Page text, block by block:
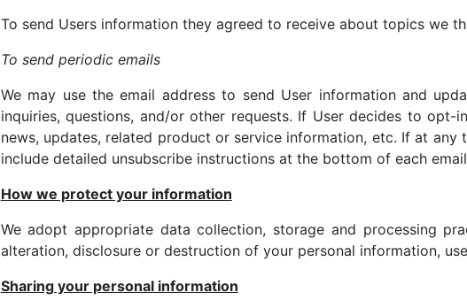
To send Users information they agreed to receive about topics we
To send periodic emails
We may use the email address to send User information and
inquiries, questions, and/or other requests. If User decides to
news, updates, related product or service information, etc. If at
include detailed unsubscribe instructions at the bottom of each
How we protect your information
We adopt appropriate data collection, storage and processing
alteration, disclosure or destruction of your personal information,
Sharing your personal information